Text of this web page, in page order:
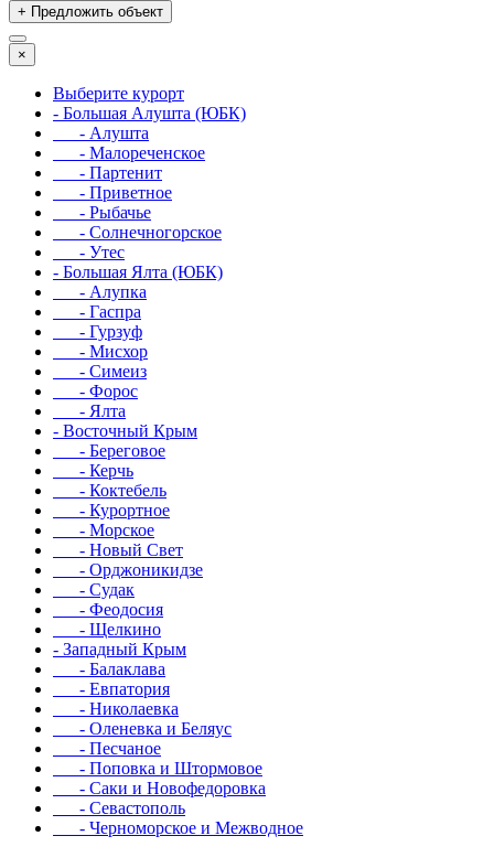
+ Предложить объект
×
Выберите курорт
- Большая Алушта (ЮБК)
- Алушта
- Малореченское
- Партенит
- Приветное
- Рыбачье
- Солнечногорское
- Утес
- Большая Ялта (ЮБК)
- Алупка
- Гаспра
- Гурзуф
- Мисхор
- Симеиз
- Форос
- Ялта
- Восточный Крым
- Береговое
- Керчь
- Коктебель
- Курортное
- Морское
- Новый Свет
- Орджоникидзе
- Судак
- Феодосия
- Щелкино
- Западный Крым
- Балаклава
- Евпатория
- Николаевка
- Оленевка и Беляус
- Песчаное
- Поповка и Штормовое
- Саки и Новофедоровка
- Севастополь
- Черноморское и Межводное